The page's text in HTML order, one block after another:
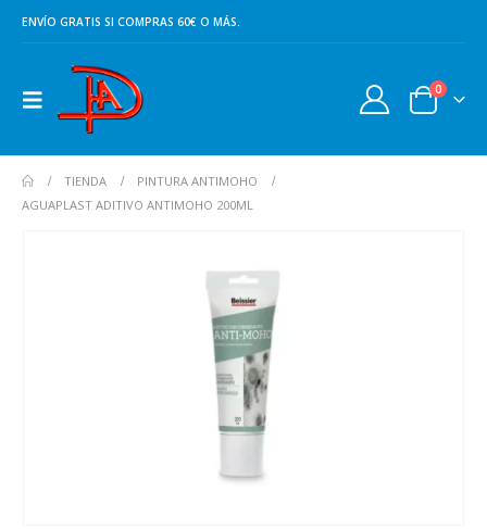
ENVÍO GRATIS SI COMPRAS 60€ O MÁS.
0
TIENDA
PINTURA ANTIMOHO
AGUAPLAST ADITIVO ANTIMOHO 200ML